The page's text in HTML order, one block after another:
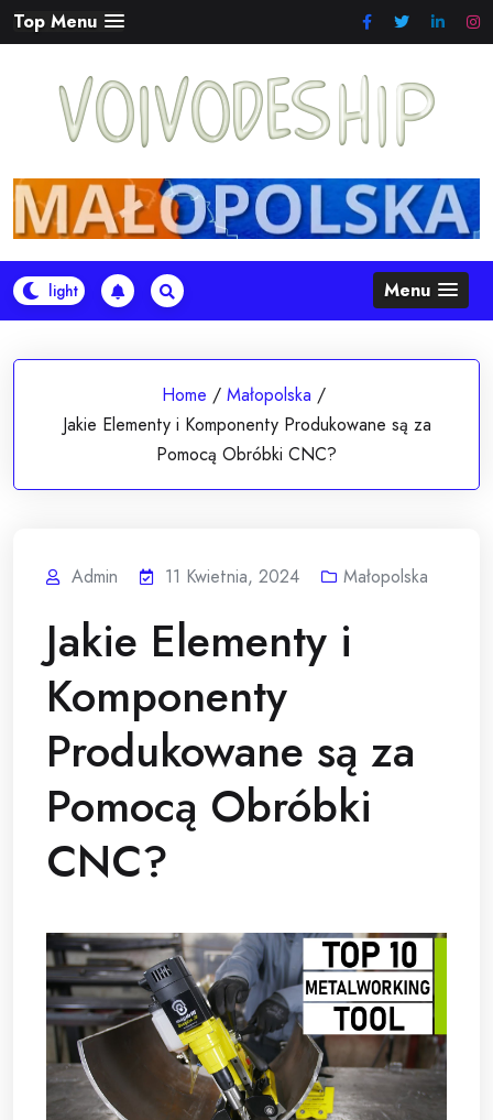
Skip
to
Top Menu
Menu
Home / Małopolska /
Jakie Elementy i Komponenty Produkowane są za
Pomocą Obróbki CNC?
Admin 11 Kwietnia, 2024 Małopolska
Jakie Elementy i
Komponenty
Produkowane są za
Pomocą Obróbki
CNC?